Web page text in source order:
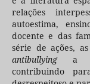
relações
autoestima,
docente e das
série de ações,
antibullyinga ser
contribuindo